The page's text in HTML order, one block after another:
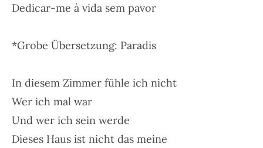
Dedicar-me à vida sem pavor
*Grobe Übersetzung: Paradis
In diesem Zimmer fühle ich nicht
Wer ich mal war
Und wer ich sein werde
Dieses Haus ist nicht das meine